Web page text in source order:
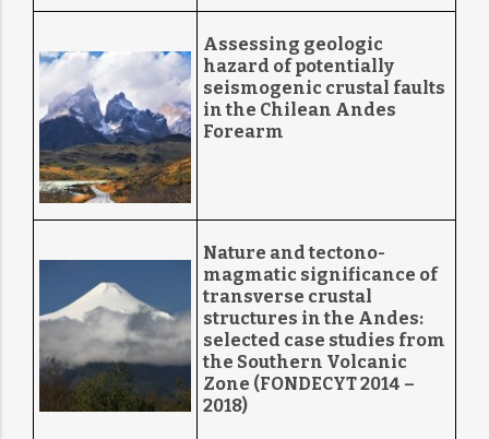
Assessing geologic
hazard of potentially
seismogenic crustal faults
in the Chilean Andes
Forearm
Nature and tectono-
magmatic significance of
transverse crustal
structures in the Andes:
selected case studies from
the Southern Volcanic
Zone (FONDECYT 2014 –
2018)